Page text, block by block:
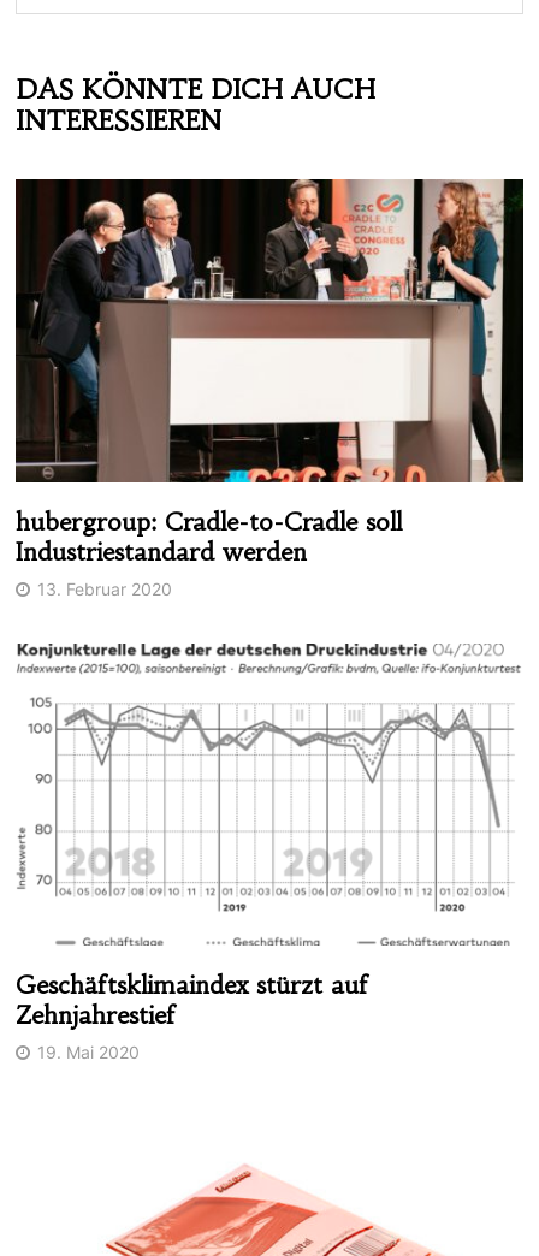
DAS KÖNNTE DICH AUCH
INTERESSIEREN
hubergroup: Cradle-to-Cradle soll
Industriestandard werden
13. Februar 2020
Geschäftsklimaindex stürzt auf
Zehnjahrestief
19. Mai 2020